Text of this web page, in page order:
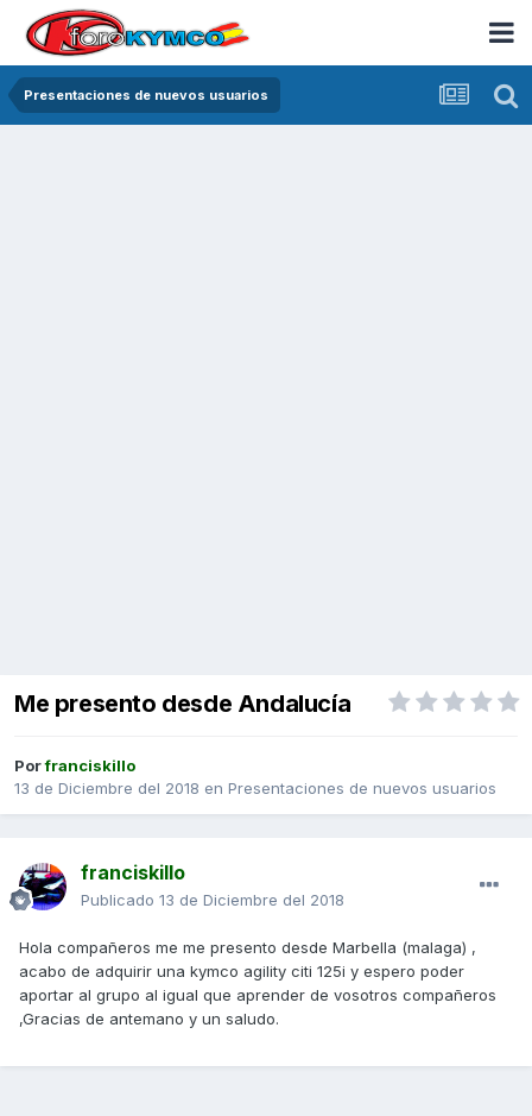
Presentaciones de nuevos usuarios
Me presento desde Andalucía
Porfranciskillo
13 de Diciembre del 2018 en Presentaciones de nuevos usuarios
franciskillo
Publicado 13 de Diciembre del 2018
Hola compañeros me me presento desde Marbella (malaga) ,
acabo de adquirir una kymco agility citi 125i y espero poder
aportar al grupo al igual que aprender de vosotros compañeros
,Gracias de antemano y un saludo.